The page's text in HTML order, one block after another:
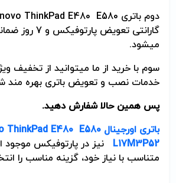
گارانتی تعویض
می­شود.
خدمات نصب و تعویض باتری بهره مند
پس همین حالا شفارش دهید.
باتری اورجینال ThinkPad E480 E580
L17M3P52
نیز در پارتوفیکس
متناسب با نیاز خود، گزینه مناسب را